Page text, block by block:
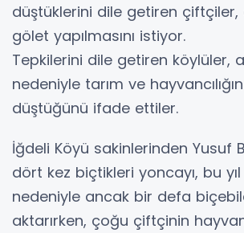
düştüklerini dile getiren
gölet yapılmasını istiyor.
Tepkilerini dile getiren köylüler,
nedeniyle tarım ve
düştüğünü ifade ettiler.
İğdeli Köyü sakinlerinden Yusuf
dört kez biçtikleri yoncayı, bu yıl
nedeniyle ancak bir defa
aktarırken, çoğu çiftçinin